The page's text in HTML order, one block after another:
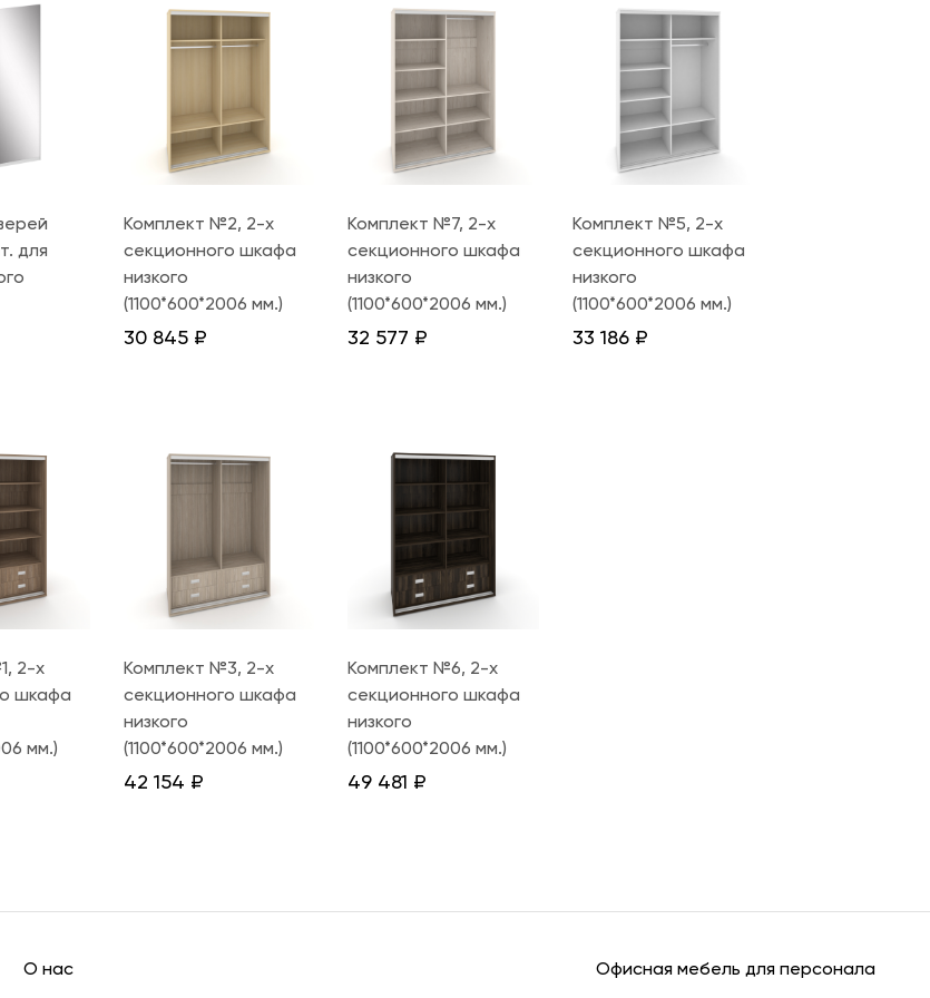
для
Комплект №2, 2-х
секционного шкафа
низкого
(1100*600*2006 мм.)
30 845 ₽
Комплект №7, 2-х
секционного шкафа
низкого
(1100*600*2006 мм.)
32 577 ₽
Комплект №5, 2-х
секционного шкафа
низкого
(1100*600*2006 мм.)
33 186 ₽
2-х
шкафа
мм.)
Комплект №3, 2-х
секционного шкафа
низкого
(1100*600*2006 мм.)
42 154 ₽
Комплект №6, 2-х
секционного шкафа
низкого
(1100*600*2006 мм.)
49 481 ₽
О нас Офисная мебель для персонала